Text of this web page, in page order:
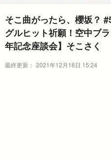
そこ曲がったら、櫻坂？
グルヒット祈願！空中ブ
年記念座談会】そこさく
最終更新： 2021年12月16日 15:24